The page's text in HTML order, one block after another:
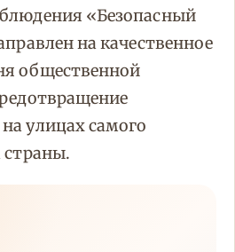
«Безопасный
на качественное
общественной
улицах самого
страны.